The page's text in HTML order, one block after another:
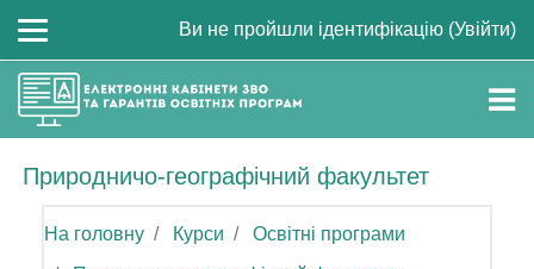
Ви не пройшли ідентифікацію (Увійти)
Природничо-географічний факультет
На головну Курси Освітні програми